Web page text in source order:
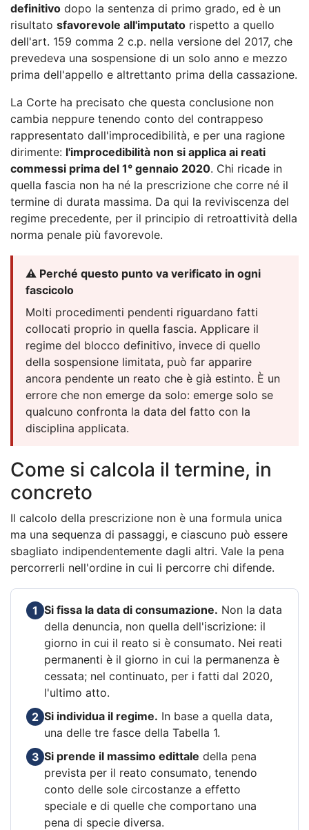
definitivo dopo la sentenza di primo grado, ed è un
risultato sfavorevole all'imputato rispetto a quello
dell'art. 159 comma 2 c.p. nella versione del 2017, che
prevedeva una sospensione di un solo anno e mezzo
prima dell'appello e altrettanto prima della cassazione.
La Corte ha precisato che questa conclusione non
cambia neppure tenendo conto del contrappeso
rappresentato dall'improcedibilità, e per una ragione
dirimente: l'improcedibilità non si applica ai reati
commessi prima del 1° gennaio 2020. Chi ricade in
quella fascia non ha né la prescrizione che corre né il
termine di durata massima. Da qui la reviviscenza del
regime precedente, per il principio di retroattività della
norma penale più favorevole.
⚠️ Perché questo punto va verificato in ogni
fascicolo
Molti procedimenti pendenti riguardano fatti
collocati proprio in quella fascia. Applicare il
regime del blocco definitivo, invece di quello
della sospensione limitata, può far apparire
ancora pendente un reato che è già estinto. È un
errore che non emerge da solo: emerge solo se
qualcuno confronta la data del fatto con la
disciplina applicata.
Come si calcola il termine, in
concreto
Il calcolo della prescrizione non è una formula unica
ma una sequenza di passaggi, e ciascuno può essere
sbagliato indipendentemente dagli altri. Vale la pena
percorrerli nell'ordine in cui li percorre chi difende.
1 Si fissa la data di consumazione. Non la data
della denuncia, non quella dell'iscrizione: il
giorno in cui il reato si è consumato. Nei reati
permanenti è il giorno in cui la permanenza è
cessata; nel continuato, per i fatti dal 2020,
l'ultimo atto.
2 Si individua il regime. In base a quella data,
una delle tre fasce della Tabella 1.
3 Si prende il massimo edittale della pena
prevista per il reato consumato, tenendo
conto delle sole circostanze a effetto
speciale e di quelle che comportano una
pena di specie diversa.